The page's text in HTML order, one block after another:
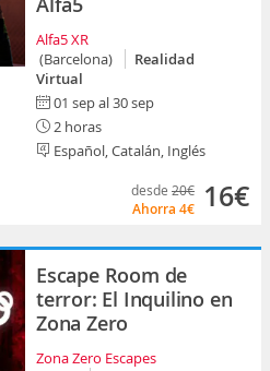
Alfa5 XR
(Barcelona)
Realidad
Virtual
01 sep al 30 sep
2 horas
Español, Catalán, Inglés
desde 20€
Ahorra 4€ 16€
Escape Room de
terror: El Inquilino en
Zona Zero
Zona Zero Escapes